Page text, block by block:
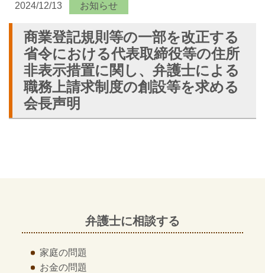
2024/12/13 お知らせ
商業登記規則等の一部を改正する
省令における代表取締役等の住所
非表示措置に関し、弁護士による
職務上請求制度の創設等を求める
会長声明
弁護士に相談する
家庭の問題
お金の問題